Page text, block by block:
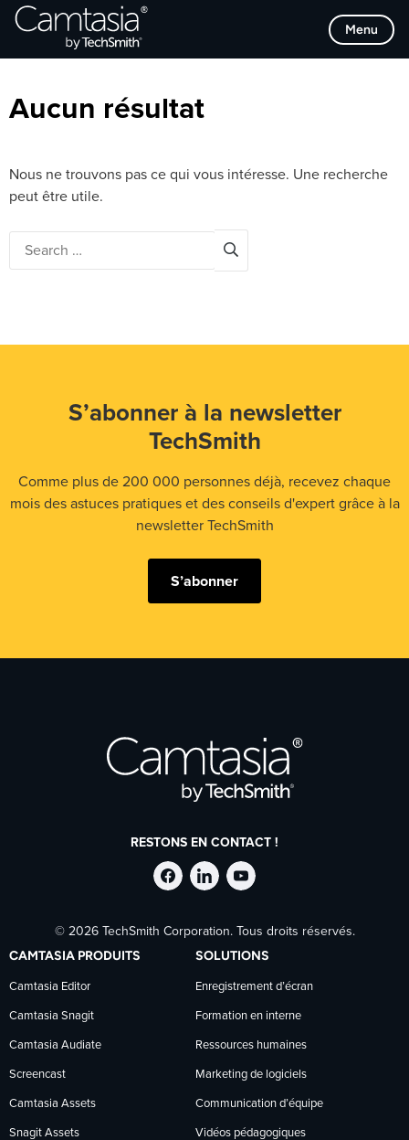
Passer
directement
Menu
Browse Categories
Aucun résultat
Nous ne trouvons pas ce qui vous intéresse. Une recherche
peut être utile.
S’abonner à la newsletter
TechSmith
Comme plus de 200 000 personnes déjà, recevez chaque
mois des astuces pratiques et des conseils d'expert grâce à la
newsletter TechSmith
S’abonner
RESTONS EN CONTACT !
Suivre
TechSmith
sur
Facebook
Suivre
TechSmith
sur
LinkedIn
Suivre
TechSmith
sur
YouTube
© 2026 TechSmith Corporation. Tous droits réservés.
CAMTASIA PRODUITS
Camtasia Editor
Camtasia Snagit
Camtasia Audiate
Screencast
Camtasia Assets
Snagit Assets
SOLUTIONS
Enregistrement d’écran
Formation en interne
Ressources humaines
Marketing de logiciels
Communication d’équipe
Vidéos pédagogiques